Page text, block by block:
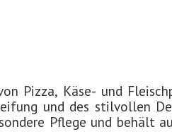
Pizza, Käse- und
und des stilvollen
Pflege und behält